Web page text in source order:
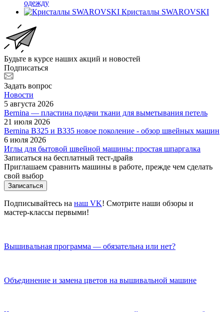
одежду
Кристаллы SWAROVSKI
Будьте в курсе наших акций и новостей
Подписаться
Задать вопрос
Новости
5 августа 2026
Bernina — пластина подачи ткани для выметывания петель
21 июля 2026
Bernina B325 и B335 новое поколение - обзор швейных машин
6 июля 2026
Иглы для бытовой швейной машины: простая шпаргалка
Записаться на бесплатный тест-драйв
Приглашаем сравнить машины в работе, прежде чем сделать
свой выбор
Записаться
Подписывайтесь на наш VK! Смотрите наши обзоры и
мастер-классы первыми!
Вышивальная программа — обязательна или нет?
Объединение и замена цветов на вышивальной машине